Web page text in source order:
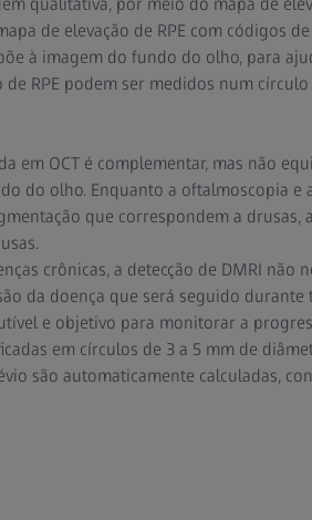
qualitativa, por meio do mapa de
de elevação de RPE com códigos
à imagem do fundo do olho, para
de RPE podem ser medidos num
em OCT é complementar, mas não
do olho. Enquanto a oftalmoscopia
que correspondem a drusas,
crônicas, a detecção de DMRI
da doença que será seguido durante
e objetivo para monitorar a
em círculos de 3 a 5 mm de
são automaticamente calculadas,